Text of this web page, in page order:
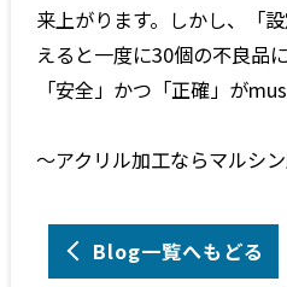
来上がります。しかし、「
えると一度に30個の不良品
「安全」かつ「正確」が
～アクリル加工ならマルシ
Blog一覧へもどる